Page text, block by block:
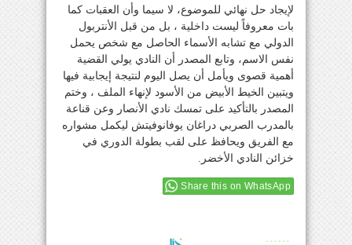
لإيجاد حل نهائي للموضوع، لا سيما وأن العقبات كما
بات معروفاً ليست داخلية ، بل من قبل الأنتربول
الدولي مع تشابه الأسماء الحاصل مع شخص يحمل
نفس الاسم، وتابع المصدر أن النادي يولي القضية
أهمية قصوى ويأمل أن يصل اليوم لنتيجة إيجابية فيها
ويتبين الخيط الأبيض من الأسود لإنهاء الملف ، وختم
المصدر بالتأكيد على تمسك نادي الأنصار وعن قناعة
بالمدرب الصربي دراغان يوفانوفيتش ليكمل مشواره
مع الفريق ويحافظ على لقب بطولة الدوري في
خزائن النادي الأخضر.
Share this on WhatsApp